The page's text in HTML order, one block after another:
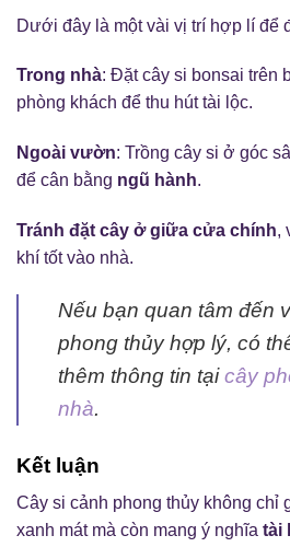
Dưới đây là một vài vị trí hợp lí để
Trong nhà: Đặt cây si bonsai trên
phòng khách để thu hút tài lộc.
Ngoài vườn: Trồng cây si ở góc
để cân bằng ngũ hành.
Tránh đặt cây ở giữa cửa chính,
khí tốt vào nhà.
Nếu bạn quan tâm đến
phong thủy hợp lý, có
thêm thông tin tạicây
nhà.
Kết luận
Cây si cảnh phong thủy không chỉ
xanh mát mà còn mang ý nghĩa tài